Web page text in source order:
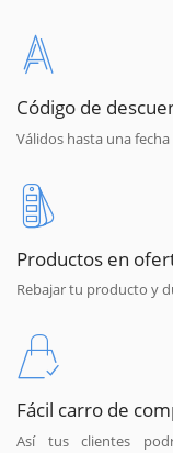
Código de
Válidos hasta una
Productos en
Rebajar tu producto y
Fácil carro de
Así tus clientes